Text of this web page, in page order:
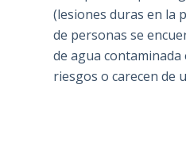
(lesiones duras en la
de personas se
de agua
riesgos o carecen de